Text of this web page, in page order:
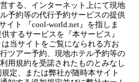
する、インターネット上にて現地
予約等の代行予約サービスの提供
イト 『cool-world.net』を指しま
るサービスを『本サービス』
当サイトをご覧になられる方お
ツアー予約、現地ホテル予約等の
用規約を受諾されたものとみなし
定、または弊社が随時本サイト